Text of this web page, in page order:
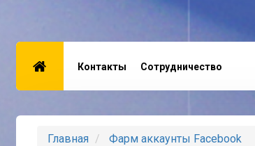
Контакты Сотрудничество
Главная
Фарм аккаунты Facebook